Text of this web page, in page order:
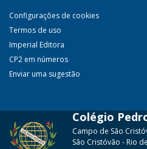
Configurações de cookies
Termos de uso
Imperial Editora
CP2 em números
Enviar uma sugestão
Colégio
Campo de São
São Cristóvão - Rio